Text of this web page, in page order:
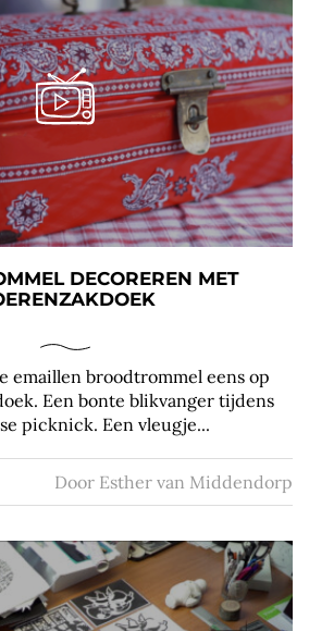
DECOREREN MET
emaillen broodtrommel eens op
Een bonte blikvanger tijdens
picknick. Een vleugje...
Door Esther van Middendorp